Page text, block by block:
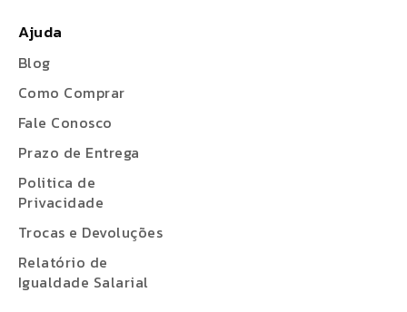
Ajuda
Blog
Como Comprar
Fale Conosco
Prazo de Entrega
Politica de
Privacidade
Trocas e Devoluções
Relatório de
Igualdade Salarial